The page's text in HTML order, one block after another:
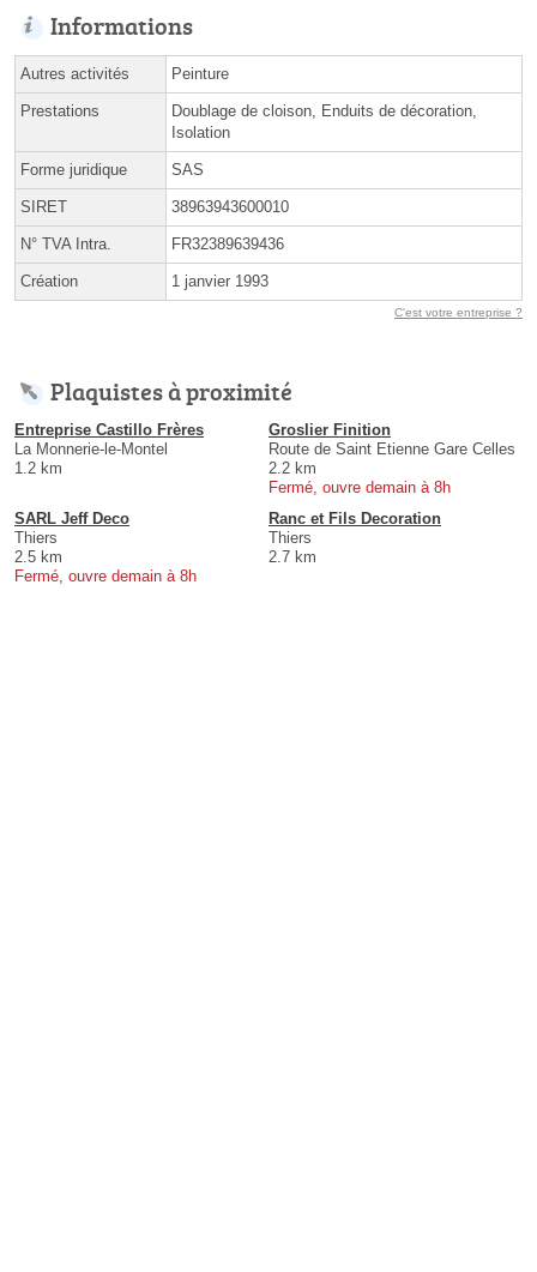
Informations
Autres activités Peinture
Prestations
Doublage de cloison, Enduits de décoration,
Isolation
Forme juridique SAS
SIRET 38963943600010
N° TVA Intra. FR32389639436
Création 1 janvier 1993
C'est votre entreprise ?
Plaquistes à proximité
Entreprise Castillo Frères
La Monnerie-le-Montel
1.2 km
Groslier Finition
Route de Saint Etienne Gare Celles
2.2 km
Fermé, ouvre demain à 8h
SARL Jeff Deco
Thiers
2.5 km
Fermé, ouvre demain à 8h
Ranc et Fils Decoration
Thiers
2.7 km